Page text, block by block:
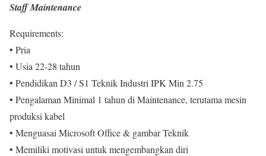
Staff Maintenance
Requirements:
• Pria
• Usia 22-28 tahun
• Pendidikan D3 / S1 Teknik Industri IPK Min 2.75
• Pengalaman Minimal 1 tahun di Maintenance, terutama mesin
produksi kabel
• Menguasai Microsoft Office & gambar Teknik
• Memiliki motivasi untuk mengembangkan diri